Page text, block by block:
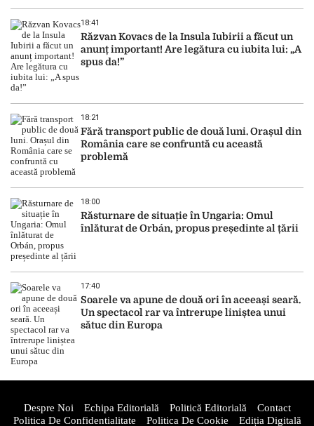
18:41
Răzvan Kovacs de la Insula Iubirii a făcut un
anunț important! Are legătura cu iubita lui: „A
spus da!”
18:21
Fără transport public de două luni. Orașul din
România care se confruntă cu această
problemă
18:00
Răsturnare de situație în Ungaria: Omul
înlăturat de Orbán, propus președinte al țării
17:40
Soarele va apune de două ori în aceeași seară.
Un spectacol rar va întrerupe liniștea unui
sătuc din Europa
Despre Noi Echipa Editorială Politică Editorială
Contact
Politica De Confidentialitate
Politica De Cookie Ediția Digitală